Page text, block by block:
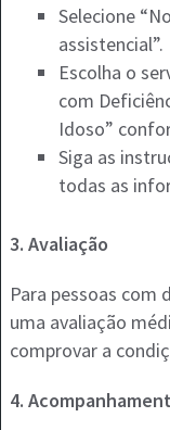
Selecione
assistencial”.
Escolha o
com
Idoso”
Siga as
todas as
3. Avaliação
Para pessoas com
uma avaliação
comprovar a
4.